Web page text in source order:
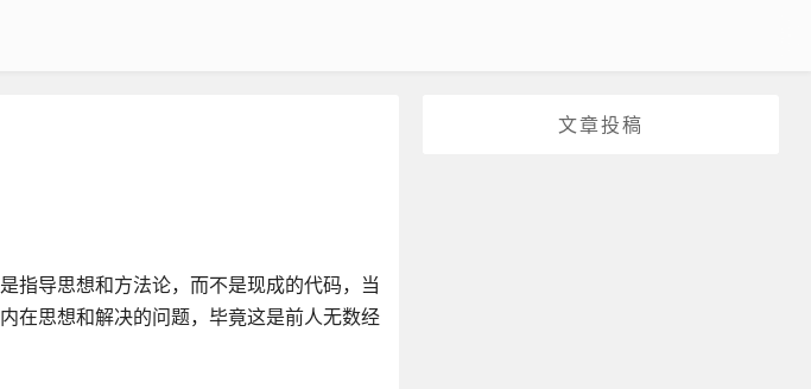
文章投稿
指导思想和方法论，而不是现成的代码，当
在思想和解决的问题，毕竟这是前人无数经